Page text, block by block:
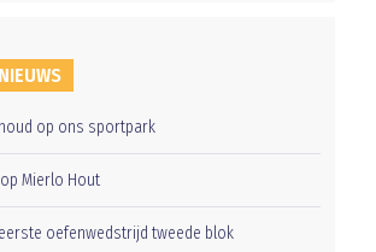
op ons sportpark
Mierlo Hout
oefenwedstrijd tweede blok